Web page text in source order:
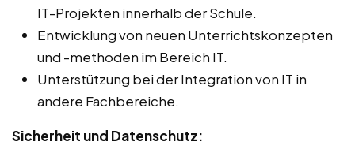
IT-Projekten innerhalb der Schule.
Entwicklung von neuen Unterrichtskonzepten
und -methoden im Bereich IT.
Unterstützung bei der Integration von IT in
andere Fachbereiche.
Sicherheit und Datenschutz: